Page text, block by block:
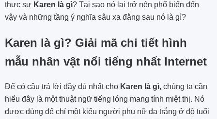
thực sự Karen là gì? Tại sao nó lại trở nên phổ biến đến
vậy và những tầng ý nghĩa sâu xa đằng sau nó là gì?
Karen là gì? Giải mã chi tiết hình
mẫu nhân vật nổi tiếng nhất Internet
Để có câu trả lời đầy đủ nhất cho Karen là gì, chúng ta cần
hiểu đây là một thuật ngữ tiếng lóng mang tính miệt thị. Nó
được dùng để chỉ một kiểu người phụ nữ da trắng ở độ tuổi